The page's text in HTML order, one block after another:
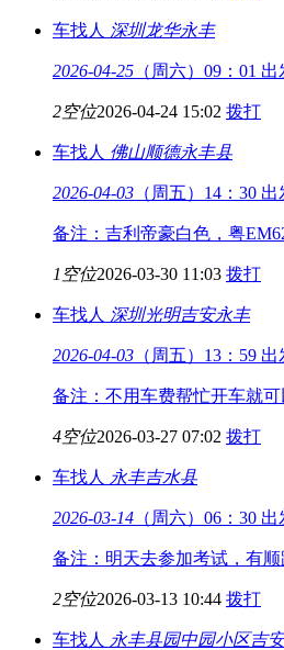
车找人 深圳龙华永丰
2026-04-25 （周六）09：01 出
2空位2026-04-24 15:02 拨打
车找人 佛山顺德永丰县
2026-04-03 （周五）14：30 出
备注：吉利帝豪白色，粤
1空位2026-03-30 11:03 拨打
车找人 深圳光明吉安永丰
2026-04-03 （周五）13：59 出
备注：不用车费帮忙开车就可
4空位2026-03-27 07:02 拨打
车找人 永丰吉水县
2026-03-14 （周六）06：30 出
备注：明天去参加考试，有顺
2空位2026-03-13 10:44 拨打
车找人 永丰县园中园小区吉